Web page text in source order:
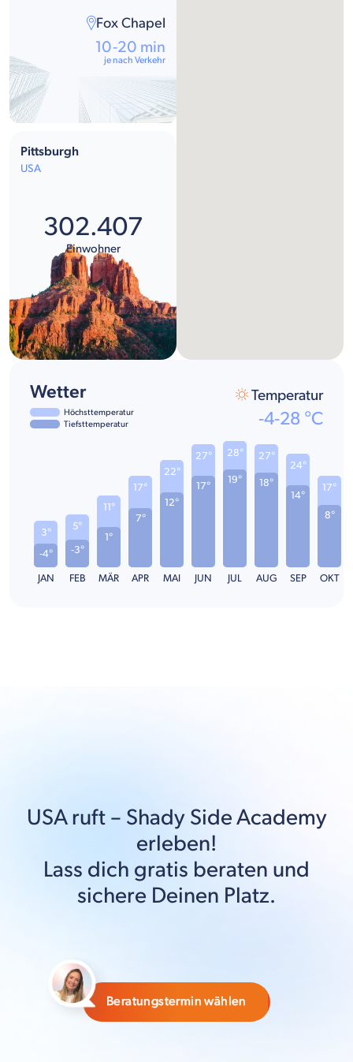
Fox Chapel
10-20 min
je nach Verkehr
Pittsburgh
USA
302.407
Einwohner
Wetter
Höchsttemperatur
Tiefsttemperatur
Temperatur
-4-28 °C
-4°
3°
JAN
-3°
5°
FEB
1°
11°
MÄR
7°
17°
APR
12°
22°
MAI
17°
27°
JUN
19°
28°
JUL
18°
27°
AUG
14°
24°
SEP
8°
17°
OKT
USAruft – Shady Side Academy
erleben!
Lass dich gratis beraten und
sichere Deinen Platz.
Beratungstermin wählen